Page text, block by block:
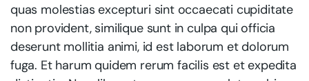
quas molestias excepturi sint occaecati cupiditate
non provident, similique sunt in culpa qui officia
deserunt mollitia animi, id est laborum et dolorum
fuga. Et harum quidem rerum facilis est et expedita